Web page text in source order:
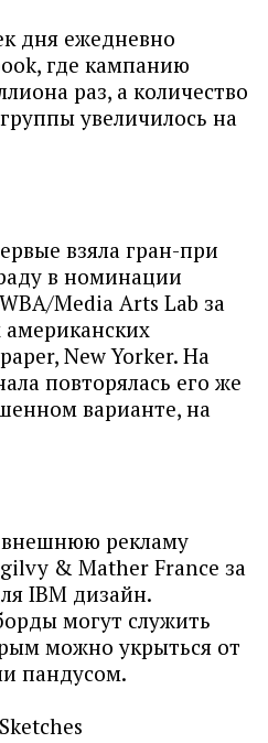
дня ежедневно
где кампанию
раз, а количество
увеличилось на
взяла гран-при
в номинации
Media Arts Lab за
американских
New Yorker. На
повторялась его же
варианте, на
рекламу
& Mather France за
IBM дизайн.
могут служить
можно укрыться от
пандусом.